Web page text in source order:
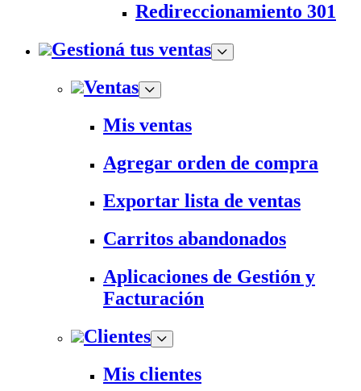
Redireccionamiento 301
Gestioná tus ventas
Ventas
Mis ventas
Agregar orden de compra
Exportar lista de ventas
Carritos abandonados
Aplicaciones de Gestión y
Facturación
Clientes
Mis clientes